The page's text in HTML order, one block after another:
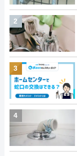
2
3
4